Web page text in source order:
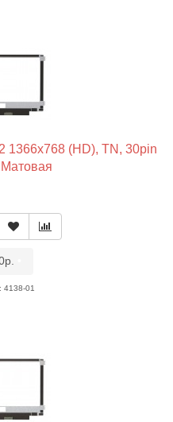
1366x768 (HD), TN, 30pin
4138-01